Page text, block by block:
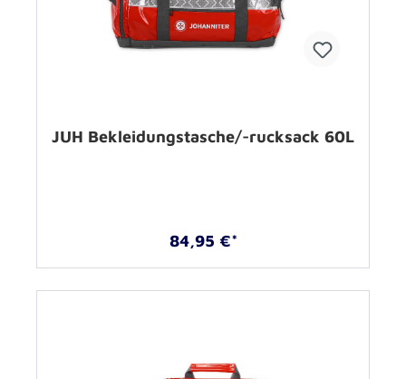
JUH Bekleidungstasche/-rucksack 60L
84,95 €*